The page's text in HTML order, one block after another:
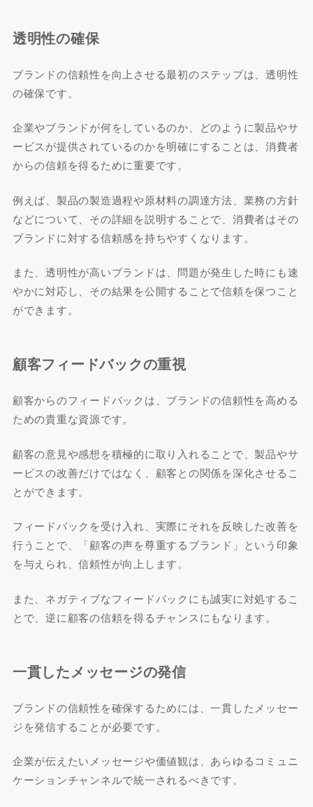
透明性の確保
ブランドの信頼性を向上させる最初のステップは、透明性
の確保です。
企業やブランドが何をしているのか、どのように製品やサ
ービスが提供されているのかを明確にすることは、消費者
からの信頼を得るために重要です。
例えば、製品の製造過程や原材料の調達方法、業務の方針
などについて、その詳細を説明することで、消費者はその
ブランドに対する信頼感を持ちやすくなります。
また、透明性が高いブランドは、問題が発生した時にも速
やかに対応し、その結果を公開することで信頼を保つこと
ができます。
顧客フィードバックの重視
顧客からのフィードバックは、ブランドの信頼性を高める
ための貴重な資源です。
顧客の意見や感想を積極的に取り入れることで、製品やサ
ービスの改善だけではなく、顧客との関係を深化させるこ
とができます。
フィードバックを受け入れ、実際にそれを反映した改善を
行うことで、「顧客の声を尊重するブランド」という印象
を与えられ、信頼性が向上します。
また、ネガティブなフィードバックにも誠実に対処するこ
とで、逆に顧客の信頼を得るチャンスにもなります。
一貫したメッセージの発信
ブランドの信頼性を確保するためには、一貫したメッセー
ジを発信することが必要です。
企業が伝えたいメッセージや価値観は、あらゆるコミュニ
ケーションチャンネルで統一されるべきです。